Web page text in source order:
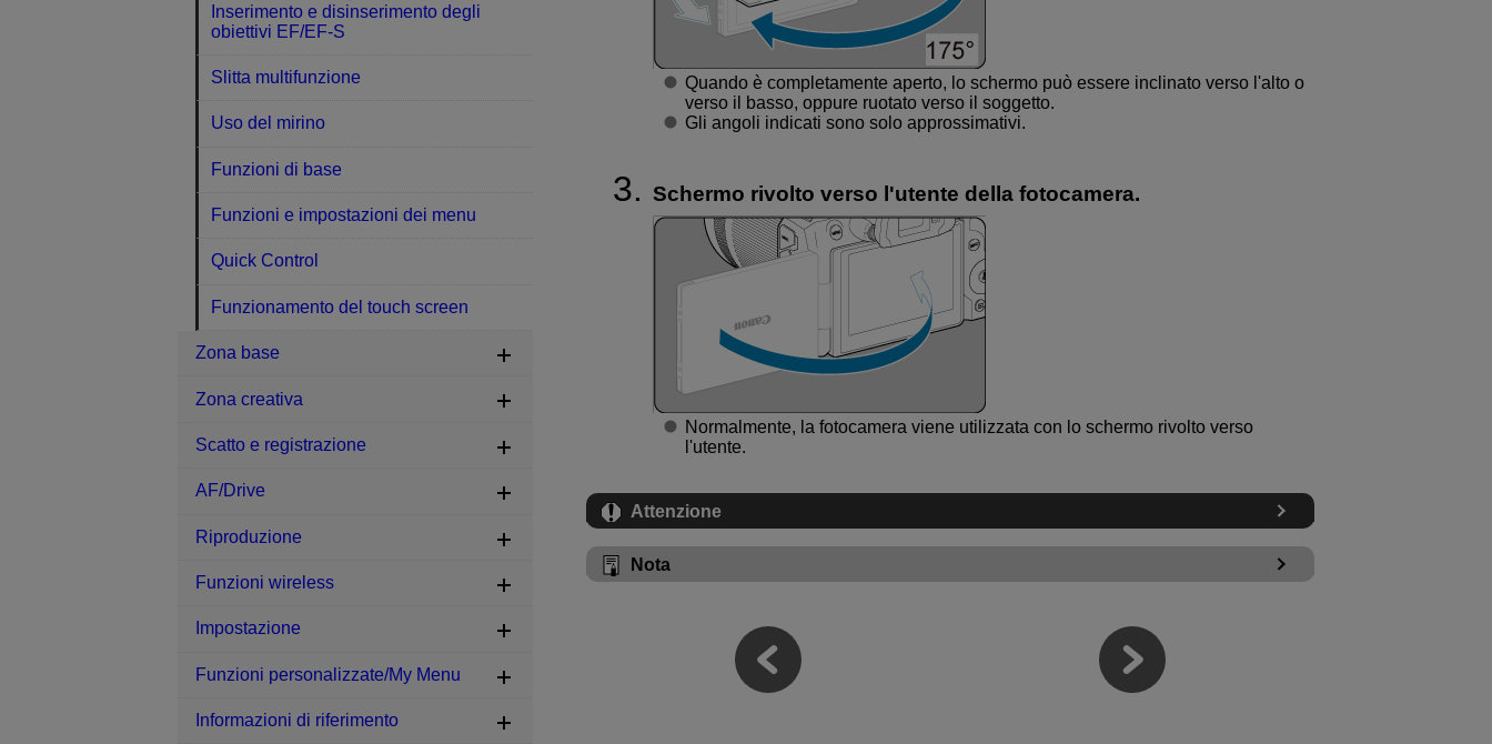
Quando è completamente aperto, lo schermo può essere inclinato verso l'alto o
verso il basso, oppure ruotato verso il soggetto.
Gli angoli indicati sono solo approssimativi.
Schermo rivolto verso l'utente della fotocamera.
Normalmente, la fotocamera viene utilizzata con lo schermo rivolto verso
l'utente.
Attenzione
Nota
Inserimento e disinserimento degli
obiettivi EF/EF-S
Slitta multifunzione
Uso del mirino
Funzioni di base
Funzioni e impostazioni dei menu
Quick Control
Funzionamento del touch screen
Zona base
Zona creativa
Scatto e registrazione
AF/Drive
Riproduzione
Funzioni wireless
Impostazione
Funzioni personalizzate/My Menu
Informazioni di riferimento